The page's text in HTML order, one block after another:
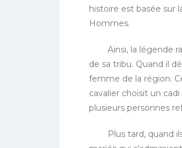
histoire est basée sur
Hommes.
Ainsi, la légende
de sa tribu. Quand il
femme de la région.
cavalier choisit un
plusieurs personnes
Plus tard, quand ils